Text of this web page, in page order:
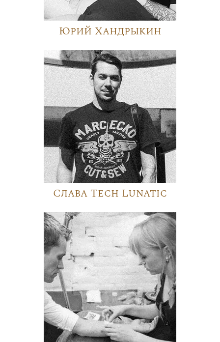
Юрий Хандрыкин
Слава Tech Lunatic